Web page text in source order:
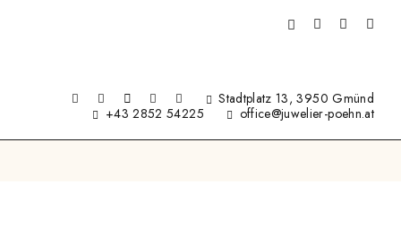
Stadtplatz 13, 3950 Gmünd
+43 2852 54225
office@juwelier-poehn.at